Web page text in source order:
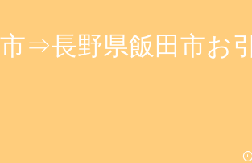
市⇒長野県飯田市お